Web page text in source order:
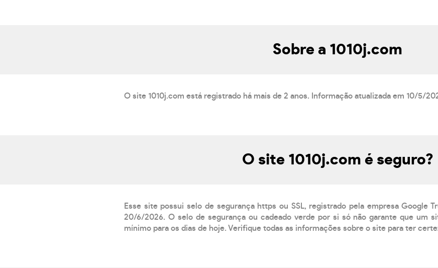
Sobre a 1010j.com
O site 1010j.com está registrado há mais de 2 anos. Informação atualizada em 10/5/
O site 1010j.com é seguro?
Esse site possui selo de segurança https ou SSL, registrado pela empresa Google
20/6/2026. O selo de segurança ou cadeado verde por si só não garante que um
mínimo para os dias de hoje. Verifique todas as informações sobre o site para ter